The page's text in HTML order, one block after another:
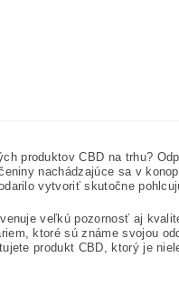
produktov CBD na trhu?
nachádzajúce sa v
vytvoriť skutočne
veľkú pozornosť aj
ktoré sú známe svojou
produkt CBD, ktorý je